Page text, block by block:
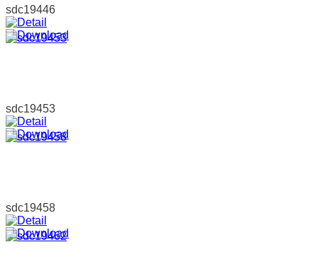
sdc19446
sdc19453
sdc19458